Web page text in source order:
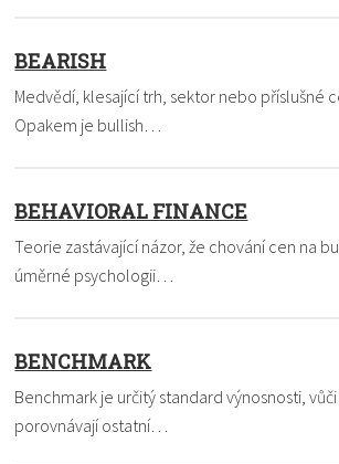
BEARISH
Medvědí, klesající trh, sektor nebo příslušné
Opakem je bullish…
BEHAVIORAL FINANCE
Teorie zastávající názor, že chování cen na
úměrné psychologii…
BENCHMARK
Benchmark je určitý standard výnosnosti,
porovnávají ostatní…